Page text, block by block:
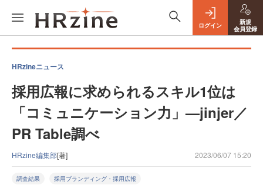
ログイン
新規
会員登録
HRzineニュース
採用広報に求められるスキル1位は
「コミュニケーション力」—jinjer／
PR Table調べ
HRzine編集部[著] 2023/06/07 15:20
調査結果 採用ブランディング・採用広報